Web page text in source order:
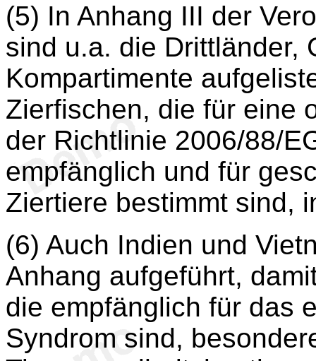
(5) In Anhang III der
sind u.a. die Drittländer,
Kompartimente
Zierfischen, die für eine
der Richtlinie 2006/88/
empfänglich und für
Ziertiere bestimmt sind,
(6) Auch Indien und
Anhang aufgeführt,
die empfänglich für das
Syndrom sind,